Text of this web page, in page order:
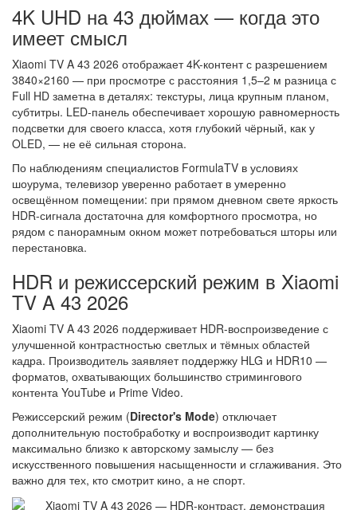
4K UHD на 43 дюймах — когда это
имеет смысл
Xiaomi TV A 43 2026 отображает 4K-контент с разрешением
3840×2160 — при просмотре с расстояния 1,5–2 м разница с
Full HD заметна в деталях: текстуры, лица крупным планом,
субтитры. LED-панель обеспечивает хорошую равномерность
подсветки для своего класса, хотя глубокий чёрный, как у
OLED, — не её сильная сторона.
По наблюдениям специалистов FormulaTV в условиях
шоурума, телевизор уверенно работает в умеренно
освещённом помещении: при прямом дневном свете яркость
HDR-сигнала достаточна для комфортного просмотра, но
рядом с панорамным окном может потребоваться шторы или
перестановка.
HDR и режиссерский режим в Xiaomi
TV A 43 2026
Xiaomi TV A 43 2026 поддерживает HDR-воспроизведение с
улучшенной контрастностью светлых и тёмных областей
кадра. Производитель заявляет поддержку HLG и HDR10 —
форматов, охватывающих большинство стримингового
контента YouTube и Prime Video.
Режиссерский режим (Director's Mode) отключает
дополнительную постобработку и воспроизводит картинку
максимально близко к авторскому замыслу — без
искусственного повышения насыщенности и сглаживания. Это
важно для тех, кто смотрит кино, а не спорт.